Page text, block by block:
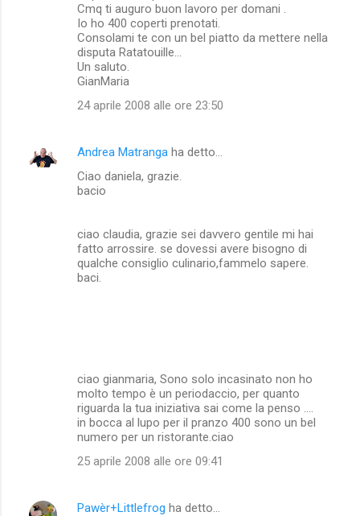
Cmq ti auguro buon lavoro per domani .
Io ho 400 coperti prenotati.
Consolami te con un bel piatto da mettere nella
disputa Ratatouille...
Un saluto.
GianMaria
24 aprile 2008 alle ore 23:50
Andrea Matranga ha detto…
Ciao daniela, grazie.
bacio
ciao claudia, grazie sei davvero gentile mi hai
fatto arrossire. se dovessi avere bisogno di
qualche consiglio culinario,fammelo sapere.
baci.
ciao gianmaria, Sono solo incasinato non ho
molto tempo è un periodaccio, per quanto
riguarda la tua iniziativa sai come la penso ....
in bocca al lupo per il pranzo 400 sono un bel
numero per un ristorante.ciao
25 aprile 2008 alle ore 09:41
Pawèr+Littlefrog ha detto…